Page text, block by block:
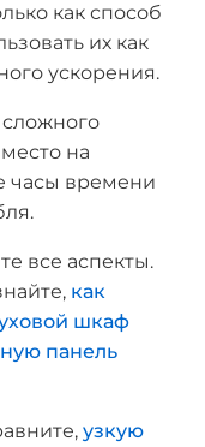
как способ
их как
ускорения.
сложного
на
часы времени
все аспекты.
как
шкаф
панель
узкую